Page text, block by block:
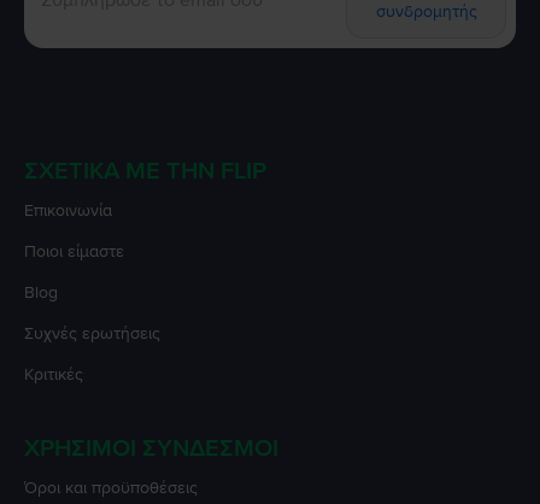
συνδρομητής
ΣΧΕΤΙΚΆ ΜΕ ΤΗΝ FLIP
Επικοινωνία
Ποιοι είμαστε
Blog
Συχνές ερωτήσεις
Κριτικές
ΧΡΉΣΙΜΟΙ ΣΎΝΔΕΣΜΟΙ
Όροι και προϋποθέσεις